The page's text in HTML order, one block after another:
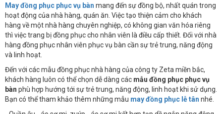
May đồng phục phục vụ bàn mang đến sự đồng bộ, nhất quán trong
hoạt động của nhà hàng, quán ăn. Việc tạo thiện cảm cho khách
hàng về một nhà hàng chuyên nghiệp, có không gian văn hóa riêng
thì việc trang bị đồng phục cho nhân viên là điều cấp thiết. Đối với nhà
hàng đồng phục nhân viên phục vụ bàn cần sự trẻ trung, năng động
và linh hoạt.
Đến với các mẫu đồng phục nhà hàng của công ty Zeta miền bắc,
khách hàng luôn có thể chọn dễ dàng các mẫu đồng phục phục vụ
bàn phù hợp hướng tới sự trẻ trung, năng động, linh hoạt khi sử dụng.
Bạn có thể tham khảo thêm những mẫu may đồng phục lễ tân nhé.